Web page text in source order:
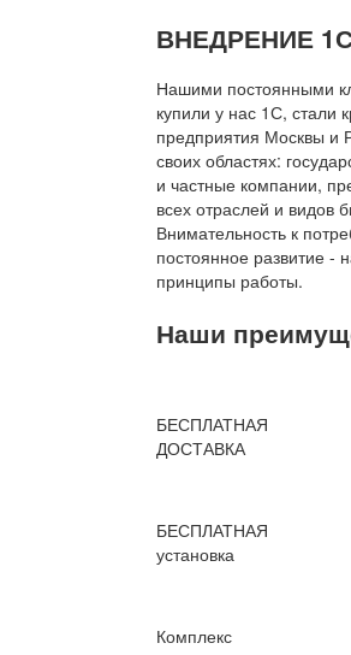
ВНЕДРЕНИЕ
Нашими постоянными
купили у нас 1С, стали
предприятия Москвы и
своих областях:
и частные компании,
всех отраслей и видов
Внимательность к
постоянное развитие -
принципы работы.
Наши
БЕСПЛАТНАЯ
ДОСТАВКА
БЕСПЛАТНАЯ
установка
Комплекс